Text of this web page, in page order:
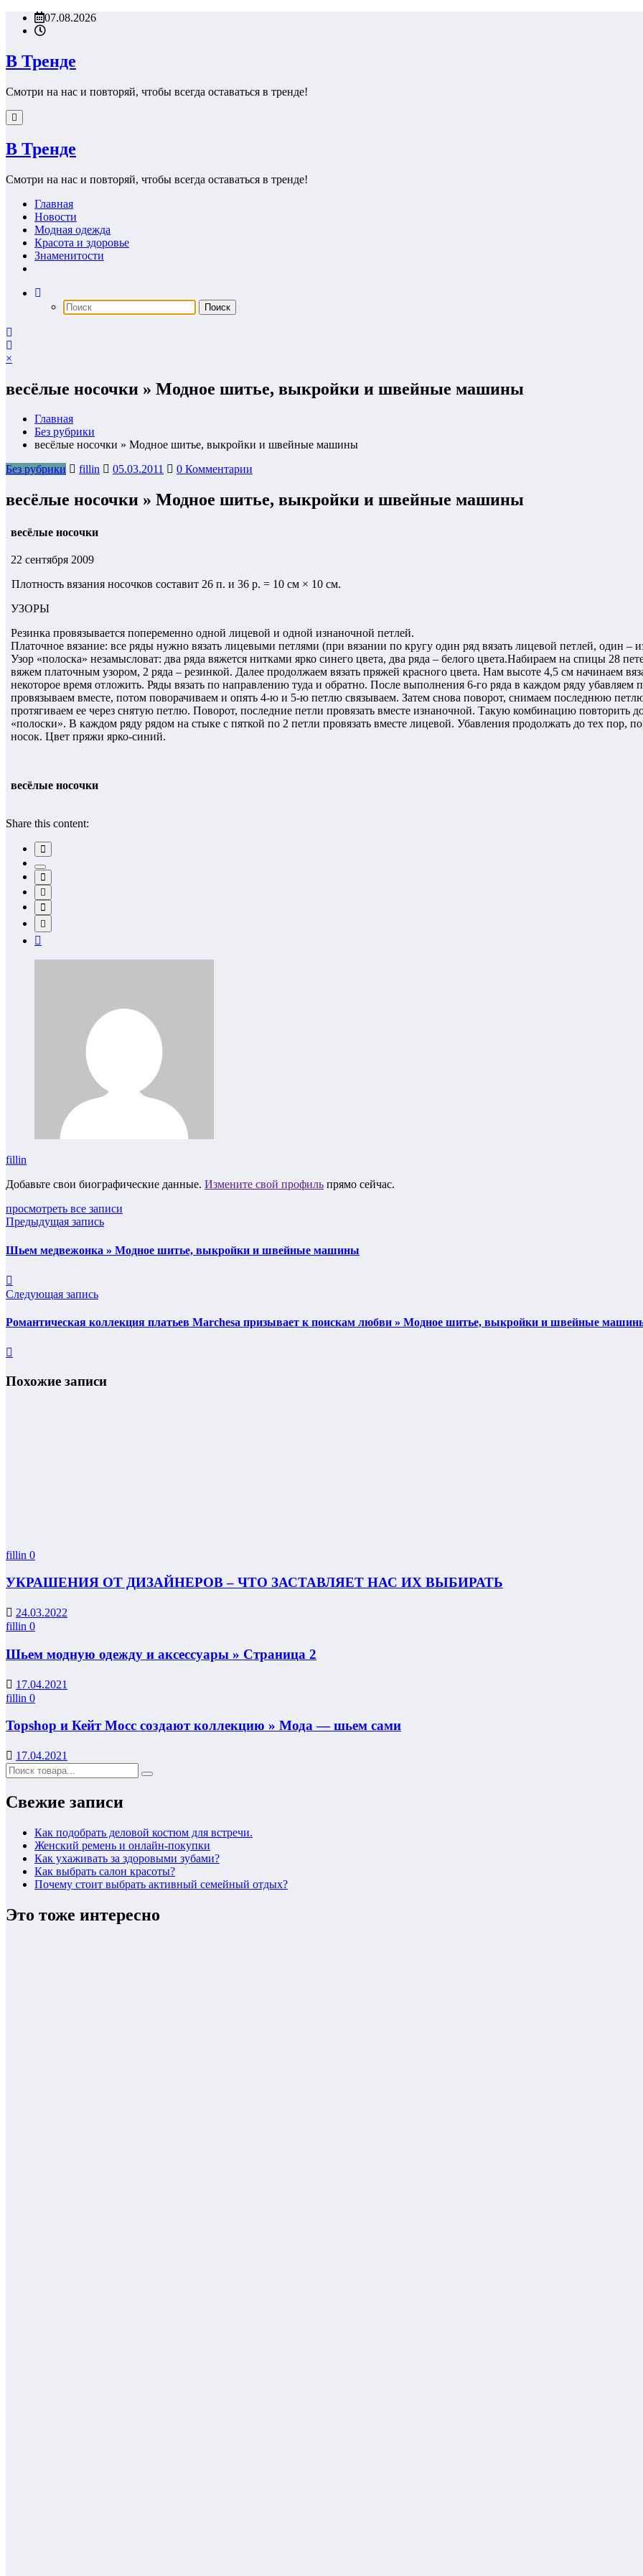
Перейти07.08.2026
В Тренде
Смотри на нас и повторяй, чтобы всегда оставаться в тренде!
В Тренде
Смотри на нас и повторяй, чтобы всегда оставаться в тренде!
Главная
Новости
Модная одежда
Красота и здоровье
Знаменитости
×
весёлые носочки » Модное шитье, выкройки и швейные машины
Главная
Без рубрики
весёлые носочки » Модное шитье, выкройки и швейные машины
Без рубрики
fillin 05.03.2011 0 Комментарии
весёлые носочки » Модное шитье, выкройки и швейные машины
весёлые носочки
22 сентября 2009
Плотность вязания носочков составит 26 п. и 36 р. = 10 см × 10 см.
УЗОРЫ
Резинка провязывается попеременно одной лицевой и одной изнаночной петлей.
Платочное вязание: все ряды нужно вязать лицевыми петлями (при вязании по кругу один ряд вязать лицевой петлей, один –
Узор «полоска» незамысловат: два ряда вяжется нитками ярко синего цвета, два ряда – белого цвета.Набираем на спицы 28
вяжем платочным узором, 2 ряда – резинкой. Далее продолжаем вязать пряжей красного цвета. Нам высоте 4,5 см начинаем
некоторое время отложить. Ряды вязать по направлению туда и обратно. После выполнения 6-го ряда в каждом ряду
провязываем вместе, потом поворачиваем и опять 4-ю и 5-ю петлю связываем. Затем снова поворот, снимаем последнюю
протягиваем ее через снятую петлю. Поворот, последние петли провязать вместе изнаночной. Такую комбинацию повторить
«полоски». В каждом ряду рядом на стыке с пяткой по 2 петли провязать вместе лицевой. Убавления продолжать до тех пор,
носок. Цвет пряжи ярко-синий.
весёлые носочки
Share this content:
fillin
Добавьте свои биографические данные. Измените свой профиль прямо сейчас.
просмотреть все записи
Предыдущая запись
Шьем медвежонка » Модное шитье, выкройки и швейные машины
Следующая запись
Романтическая коллекция платьев Marchesa призывает к поискам любви » Модное шитье, выкройки и швейные
Похожие записи
fillin 0
УКРАШЕНИЯ ОТ ДИЗАЙНЕРОВ – ЧТО ЗАСТАВЛЯЕТ НАС ИХ ВЫБИРАТЬ
24.03.2022
fillin 0
Шьем модную одежду и аксессуары » Страница 2
17.04.2021
fillin 0
Topshop и Кейт Мосс создают коллекцию » Мода — шьем сами
17.04.2021
Свежие записи
Как подобрать деловой костюм для встречи.
Женский ремень и онлайн-покупки
Как ухаживать за здоровыми зубами?
Как выбрать салон красоты?
Почему стоит выбрать активный семейный отдых?
Это тоже интересно